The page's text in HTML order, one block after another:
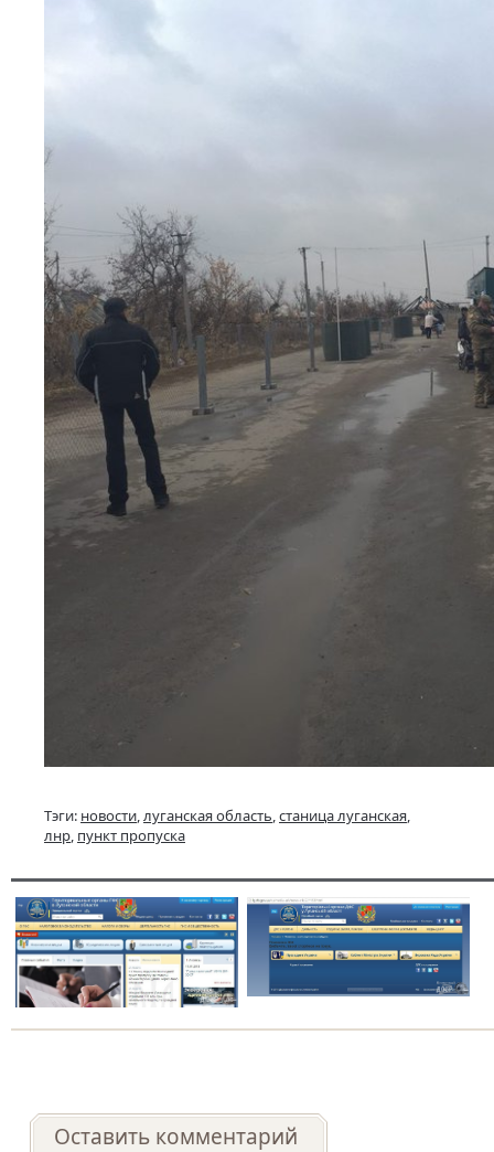
Тэги: новости,луганская область,станица луганская,
лнр, пункт пропуска
Оставить комментарий